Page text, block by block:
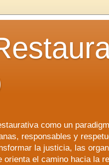
como un
responsables y
la justicia, las
orienta el camino hacia la